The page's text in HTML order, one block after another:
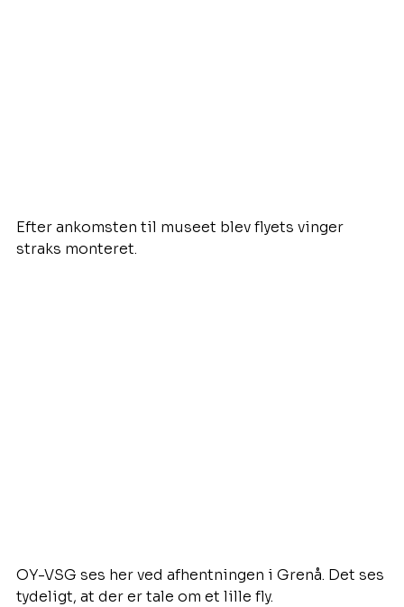
Efter ankomsten til museet blev flyets vinger
straks monteret.
OY-VSG ses her ved afhentningen i Grenå. Det ses
tydeligt, at der er tale om et lille fly.